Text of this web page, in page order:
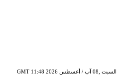
GMT 11:48 2026 السبت ,08 آب / أغسطس